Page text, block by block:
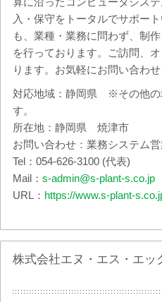
入・保守をトータルでサポー
も、業種・業務に問わず、制
を行っております。ご訪問、
ります。お気軽にお問い合わせ
対応地域：静岡県 ※その他の
す。
所在地：静岡県 焼津市
お問い合わせ：業務システム
Tel：054-626-3100 (代表)
Mail： s-admin@s-plant-s.co.jp
URL： https://www.s-plant-
株式会社エヌ・エス・エッ